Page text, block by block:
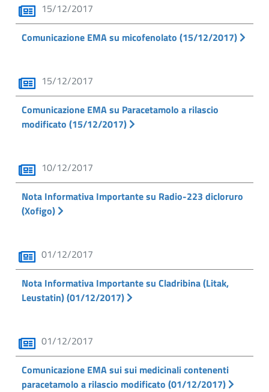
15/12/2017
Comunicazione EMA su micofenolato (15/12/2017)
15/12/2017
Comunicazione EMA su Paracetamolo a rilascio
modificato (15/12/2017)
10/12/2017
Nota Informativa Importante su Radio-223 dicloruro
(Xofigo)
01/12/2017
Nota Informativa Importante su Cladribina (Litak,
Leustatin) (01/12/2017)
01/12/2017
Comunicazione EMA sui sui medicinali contenenti
paracetamolo a rilascio modificato (01/12/2017)